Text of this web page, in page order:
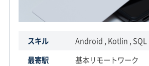
スキル
Android , Kotlin , SQL
最寄駅
基本リモートワーク